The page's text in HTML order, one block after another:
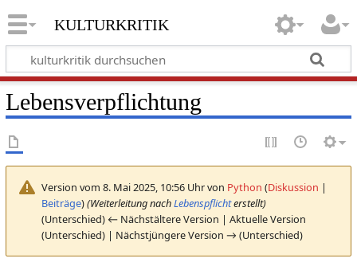
kulturkritik
Lebensverpflichtung
Version vom 8. Mai 2025, 10:56 Uhr von Python (Diskussion |
Beiträge)(Weiterleitung nachLebenspflichterstellt)
(Unterschied) ← Nächstältere Version | Aktuelle Version
(Unterschied) | Nächstjüngere Version → (Unterschied)